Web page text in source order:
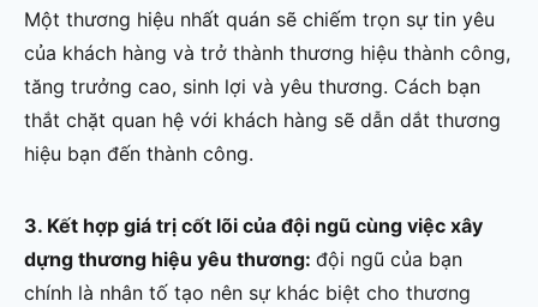
Một thương hiệu nhất quán sẽ chiếm trọn sự tin yêu
của khách hàng và trở thành thương hiệu thành công,
tăng trưởng cao, sinh lợi và yêu thương. Cách bạn
thắt chặt quan hệ với khách hàng sẽ dẫn dắt thương
hiệu bạn đến thành công.
3. Kết hợp giá trị cốt lõi của đội ngũ cùng việc xây
dựng thương hiệu yêu thương: đội ngũ của bạn
chính là nhân tố tạo nên sự khác biệt cho thương